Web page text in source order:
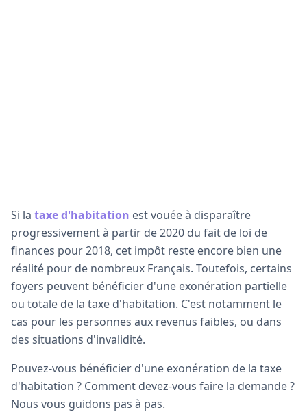
Si la taxe d'habitation est vouée à disparaître
progressivement à partir de 2020 du fait de loi de
finances pour 2018, cet impôt reste encore bien une
réalité pour de nombreux Français. Toutefois, certains
foyers peuvent bénéficier d'une exonération partielle
ou totale de la taxe d'habitation. C'est notamment le
cas pour les personnes aux revenus faibles, ou dans
des situations d'invalidité.
Pouvez-vous bénéficier d'une exonération de la taxe
d'habitation ? Comment devez-vous faire la demande ?
Nous vous guidons pas à pas.